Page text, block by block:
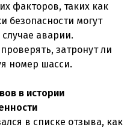
факторов, таких как
безопасности могут
случае аварии.
затронут ли
номер шасси.
в истории
в списке отзыва, как